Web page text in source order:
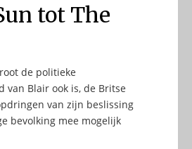
tot The
de politieke
van Blair ook is, de Britse
van zijn beslissing
bevolking mee mogelijk